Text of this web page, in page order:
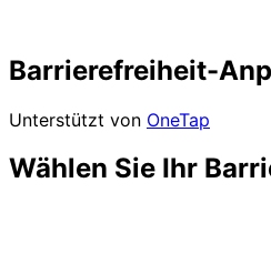
Barrierefreiheit-
Unterstützt von OneTap
Wählen Sie Ihr